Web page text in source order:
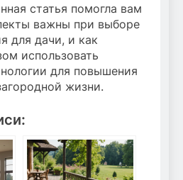
статья помогла вам
важны при выборе
для дачи, и как
использовать
для повышения
жизни.